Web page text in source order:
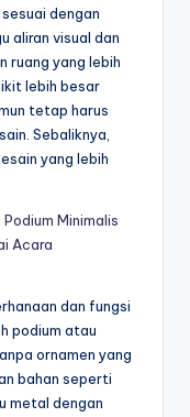
dengan
aliran visual dan
ruang yang lebih
lebih besar
tetap harus
Sebaliknya,
yang lebih
Minimalis
Acara
dan fungsi
podium atau
ornamen yang
bahan seperti
metal dengan